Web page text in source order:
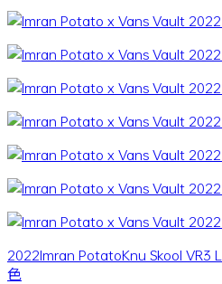
2022Imran PotatoKnu Skool VR3
色